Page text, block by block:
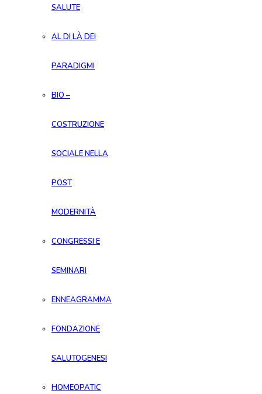
SALUTE
AL DI LÀ DEI
PARADIGMI
BIO –
COSTRUZIONE
SOCIALE NELLA
POST
MODERNITÀ
CONGRESSI E
SEMINARI
ENNEAGRAMMA
FONDAZIONE
SALUTOGENESI
HOMEOPATIC